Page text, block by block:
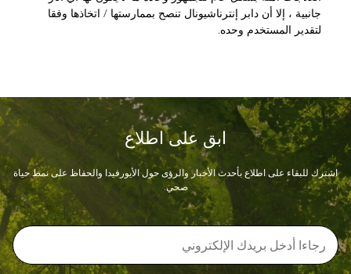
جانبية ، إلا أن دابر إنترناشيونال تنصح بممارستها / اتخاذها وفقا
لتقدير المستخدم وحده.
ابق على اطلاع
اشترك للبقاء على اطلاع بأحدث الأخبار والرؤى حول الأيورفيدا والحفاظ على نمط حياة
صحي.